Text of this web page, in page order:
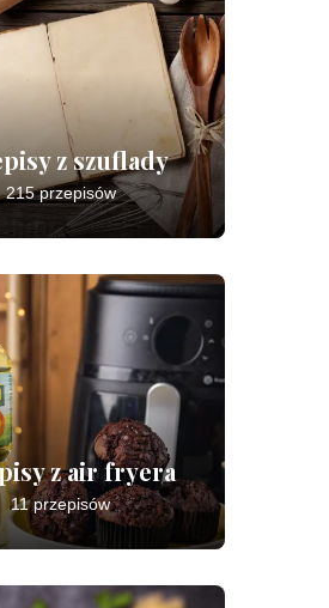
z szuflady
215 przepisów
z air fryera
11 przepisów